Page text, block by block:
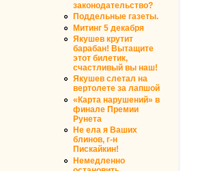
законодательство?
Поддельные газеты.
Митинг 5 декабря
Якушев крутит
барабан! Вытащите
этот билетик,
счастливый вы наш!
Якушев слетал на
вертолете за лапшой
«Карта нарушений» в
финале Премии
Рунета
Не ела я Ваших
блинов, г-н
Пискайкин!
Немедленно